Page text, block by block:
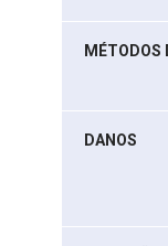
MÉTODOS
DANOS